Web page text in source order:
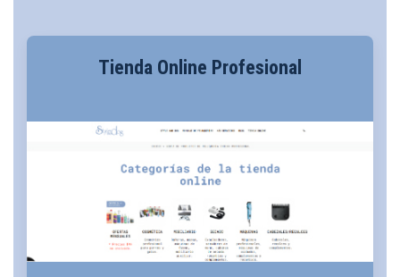
Tienda Online Profesional